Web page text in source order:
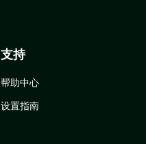
支持
帮助中心
设置指南